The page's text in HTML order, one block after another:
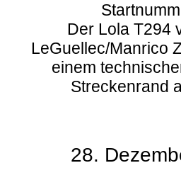
Der Lola T294
LeGuellec/Manrico
einem
Streckenrand
28.